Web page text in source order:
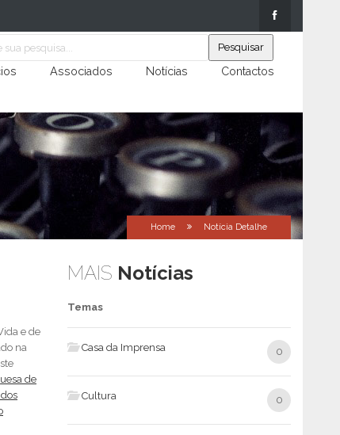
Associados Notícias Contactos
Home Notícia Detalhe
e de
na
de
MAIS Notícias
Temas
Casa da Imprensa 0
Cultura 0